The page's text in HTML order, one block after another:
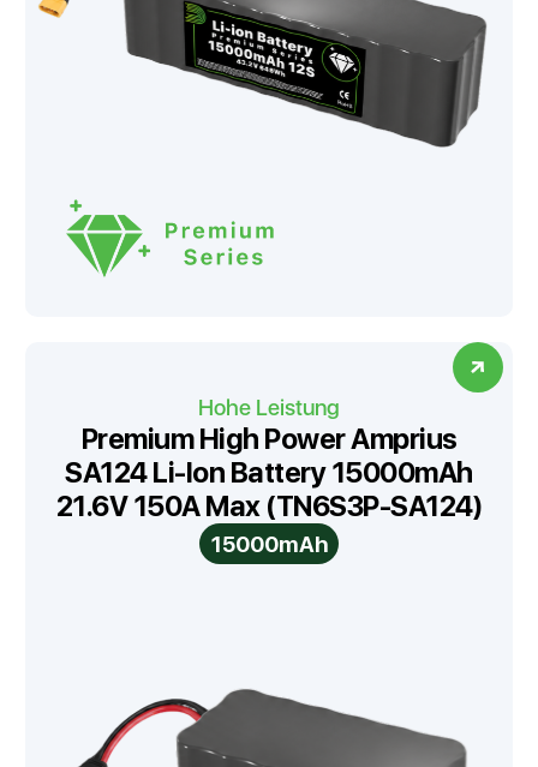
Hohe Leistung
Premium High Power Amprius
SA124 Li-Ion Battery 15000mAh
21.6V 150A Max (TN6S3P-SA124)
15000mAh